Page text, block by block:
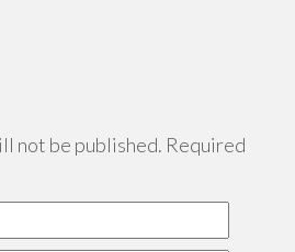
not be published. Required